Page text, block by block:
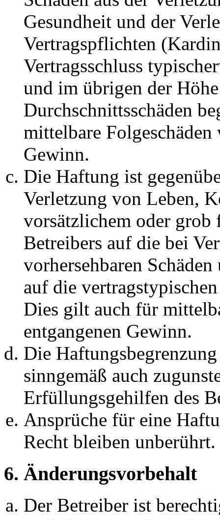
Gesundheit und der
Vertragspflichten
Vertragsschluss
und im übrigen der
Durchschnittsschäden
mittelbare Folgeschäden
Gewinn.
Die Haftung ist
Verletzung von Leben,
vorsätzlichem oder grob
Betreibers auf die bei
vorhersehbaren
auf die
Dies gilt auch für
entgangenen Gewinn.
Die
sinngemäß auch
Erfüllungsgehilfen des
Ansprüche für eine
Recht bleiben unberührt.
6. Änderungsvorbehalt
Der Betreiber ist